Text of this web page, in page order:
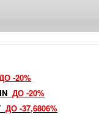
-20%
ДО -20%
ДО -37,6806%